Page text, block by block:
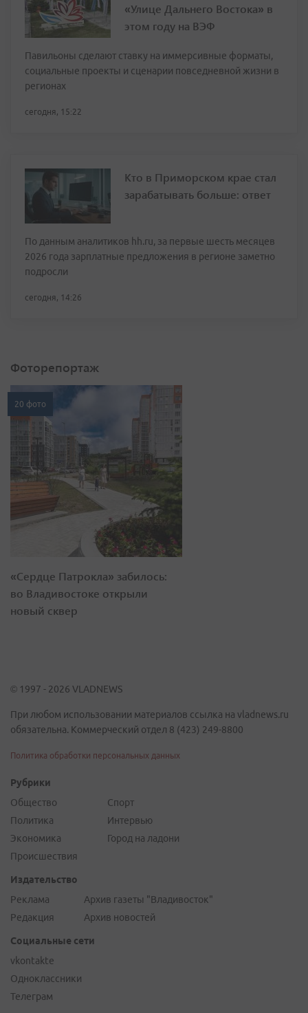
«Улице Дальнего Востока» в
этом году на ВЭФ
Павильоны сделают ставку на иммерсивные форматы,
социальные проекты и сценарии повседневной жизни в
регионах
сегодня, 15:22
Кто в Приморском крае стал
зарабатывать больше: ответ
По данным аналитиков hh.ru, за первые шесть месяцев
2026 года зарплатные предложения в регионе заметно
подросли
сегодня, 14:26
Фоторепортаж
20 фото
«Сердце Патрокла» забилось:
во Владивостоке открыли
новый сквер
© 1997 - 2026 VLADNEWS
При любом использовании материалов ссылка на vladnews.ru
обязательна. Коммерческий отдел 8 (423) 249-8800
Политика обработки персональных данных
Рубрики
Общество
Политика
Экономика
Происшествия
Спорт
Интервью
Город на ладони
Издательство
Реклама
Редакция
Архив газеты "Владивосток"
Архив новостей
Социальные сети
vkontakte
Одноклассники
Телеграм